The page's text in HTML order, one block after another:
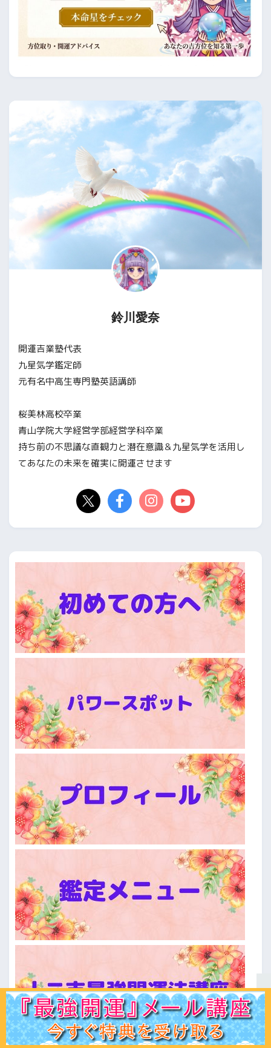
鈴川愛奈
開運吉業塾代表
九星気学鑑定師
元有名中高生専門塾英語講師
桜美林高校卒業
青山学院大学経営学部経営学科卒業
持ち前の不思議な直観力と潜在意識＆九星気学を活用し
てあなたの未来を確実に開運させます
ホーム 初見の方へﾌﾟﾛﾌｨｰﾙ 鑑定ﾒﾆｭｰ運命学講座易占講座お客様声体験談 記事一覧お問合せ Q＆A 出版書